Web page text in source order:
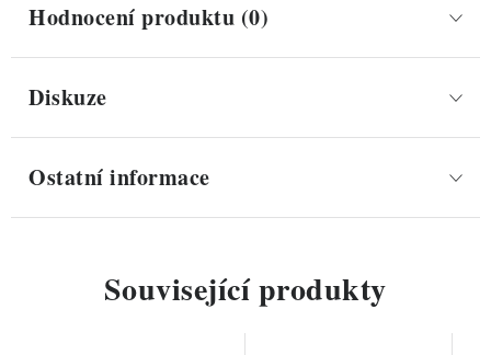
Hodnocení produktu (0)
Diskuze
Ostatní informace
Související produkty